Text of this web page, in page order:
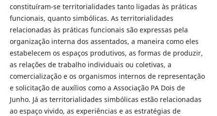
constituíram-se territorialidades tanto ligadas às práticas
funcionais, quanto simbólicas. As territorialidades
relacionadas às práticas funcionais são expressas pela
organização interna dos assentados, a maneira como eles
estabelecem os espaços produtivos, as formas de produzir,
as relações de trabalho individuais ou coletivas, a
comercialização e os organismos internos de representação
e solicitação de auxílios como a Associação PA Dois de
Junho. Já as territorialidades simbólicas estão relacionadas
ao espaço vivido, as experiências e as estratégias de